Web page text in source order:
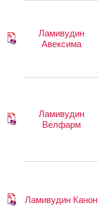
Ламивудин
Авексима
Ламивудин
Велфарм
Ламивудин Канон